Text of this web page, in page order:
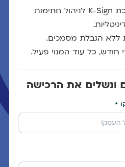
מנוי חודשי למערכת K-Sign לניהול חתימות
ללא הגבלת מסמכים.
כל עוד המנוי פעיל.
ונשלים את הרכישה